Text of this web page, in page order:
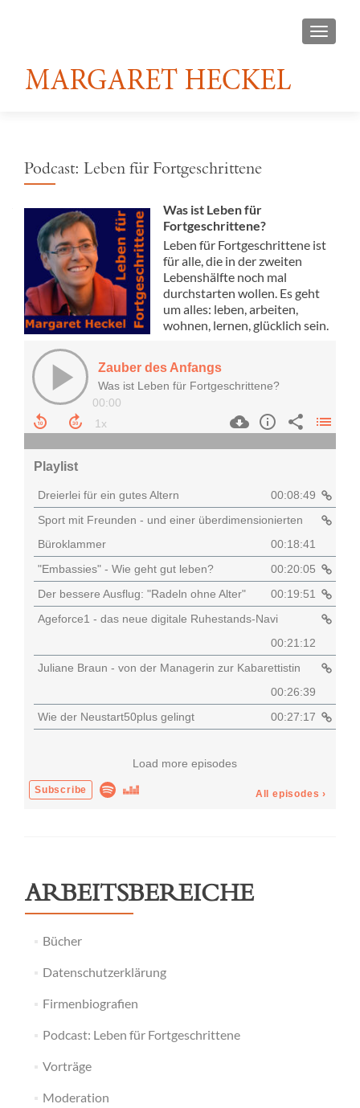
Podcast: Leben für Fortgeschrittene
Was ist Leben für
Fortgeschrittene?
Leben für Fortgeschrittene ist
für alle, die in der zweiten
Lebenshälfte noch mal
durchstarten wollen. Es geht
um alles: leben, arbeiten,
wohnen, lernen, glücklich sein.
ARBEITSBEREICHE
Bücher
Datenschutzerklärung
Firmenbiografien
Podcast: Leben für Fortgeschrittene
Vorträge
Moderation